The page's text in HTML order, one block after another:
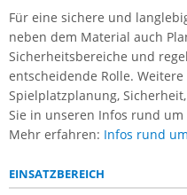
Für eine sichere und
neben dem Material auch
Sicherheitsbereiche und
entscheidende Rolle.
Spielplatzplanung,
Sie in unseren Infos rund um
Mehr erfahren: Infos rund
EINSATZBEREICH